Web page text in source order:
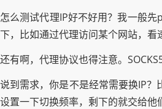
怎么测试代理IP好不好用？我一般
下，比如通过代理访问某个网站，
还有啊，代理协议也得注意。
说到需求，你是不是经常需要换IP
设置一下切换频率，剩下的就交给他